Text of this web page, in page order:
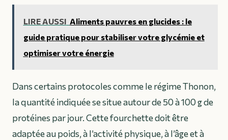
LIRE AUSSI Aliments pauvres en glucides : le
guide pratique pour stabiliser votre glycémie et
optimiser votre énergie
Dans certains protocoles comme le régime Thonon,
la quantité indiquée se situe autour de 50 à 100 g de
protéines par jour. Cette fourchette doit être
adaptée au poids, à l’activité physique, à l’âge et à